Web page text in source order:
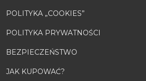
POLITYKA „COOKIES”
POLITYKA PRYWATNOŚCI
BEZPIECZEŃSTWO
JAK KUPOWAĆ?